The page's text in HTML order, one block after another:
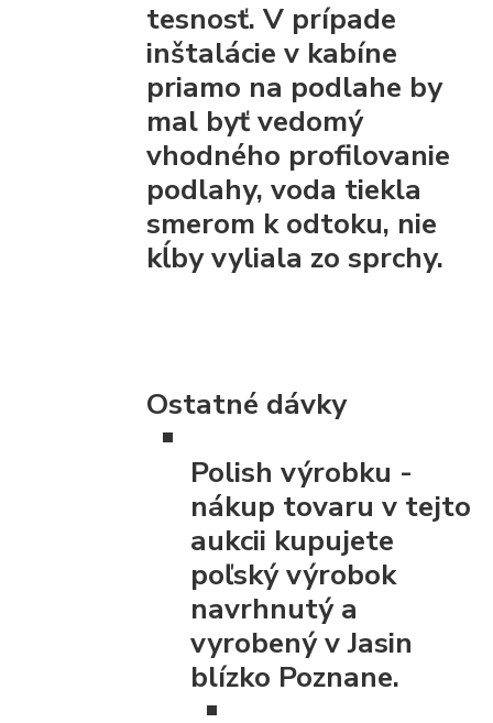
tesnosť. V prípade
inštalácie v kabíne
priamo na podlahe by
mal byť vedomý
vhodného profilovanie
podlahy, voda tiekla
smerom k odtoku, nie
kĺby vyliala zo sprchy.
Ostatné dávky
Polish výrobku -
nákup tovaru v tejto
aukcii kupujete
poľský výrobok
navrhnutý a
vyrobený v Jasin
blízko Poznane.